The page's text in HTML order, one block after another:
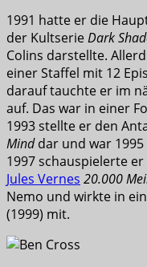
1991 hatte er die
der KultserieDark
Colins darstellte.
einer Staffel mit 12
darauf tauchte er im
auf. Das war in einer
1993 stellte er den
Minddar und war 1995
1997 schauspielerte
Jules Vernes 20.000
Nemo und wirkte in
(1999) mit.